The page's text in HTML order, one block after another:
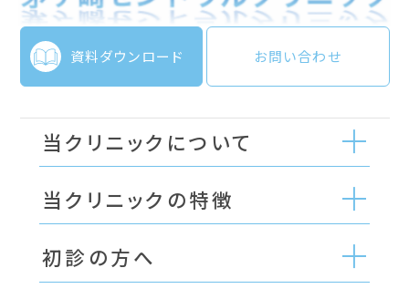
資料ダウンロード お問い合わせ
当クリニックについて
当クリニックの特徴
初診の方へ